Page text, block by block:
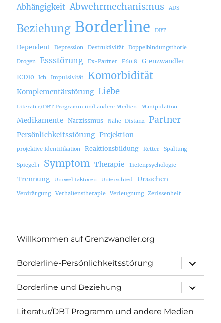
Abhängigkeit Abwehrmechanismus ADS
Beziehung Borderline DBT
Dependent Depression Destruktivität Doppelbindungsthorie
Drogen Essstörung Ex-Partner F60.8 Grenzwandler
ICD10 Ich Impulsivität Komorbidität
Komplementärstörung Liebe
Literatur/DBT Programm und andere Medien Manipulation
Medikamente Narzissmus Nähe-Distanz Partner
Persönlichkeitsstörung Projektion
projektive Identifikation Reaktionsbildung Retter Spaltung
Spiegeln Symptom Therapie Tiefenpsychologie
Trennung Umweltfaktoren Unterschied Ursachen
Verdrängung Verhaltenstherapie Verleugnung Zerissenheit
Willkommen auf Grenzwandler.org
Borderline-Persönlichkeitsstörung
öffnen
Borderline und Beziehung
öffnen
Literatur/DBT Programm und andere Medien